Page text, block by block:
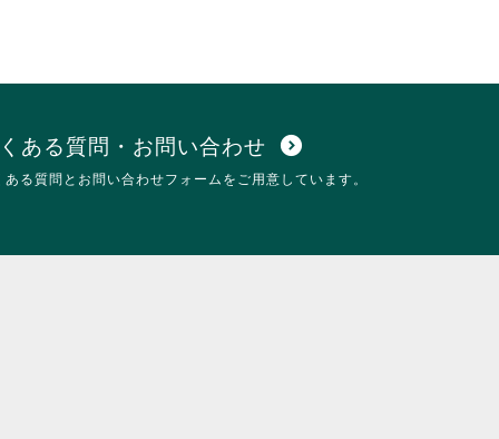
ある質問・お問い合わせ expand_circle_down
ある質問とお問い合わせフォームをご用意しています。